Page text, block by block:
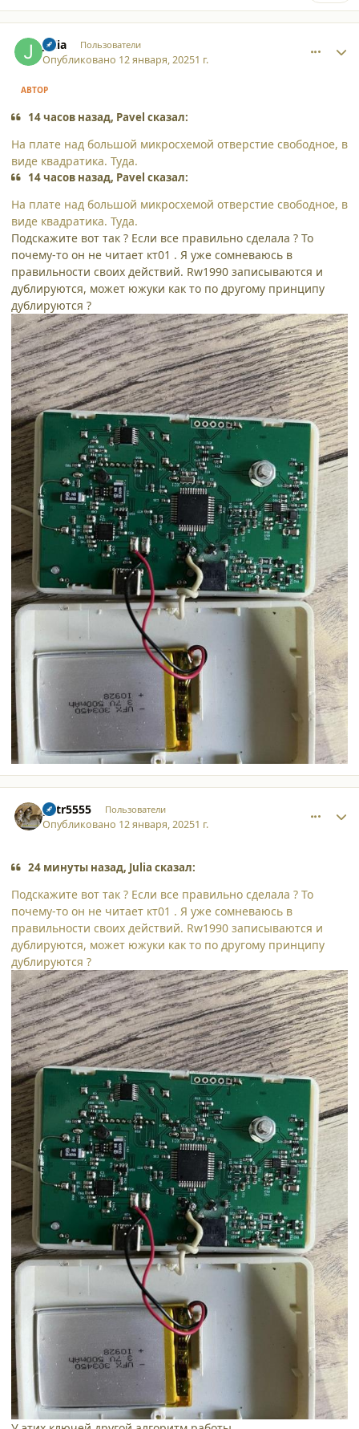
Julia Пользователи
Опубликовано 12 января, 20251 г.
АВТОР
14 часов назад, Pavel сказал:
На плате над большой микросхемой отверстие свободное, в
виде квадратика. Туда.
14 часов назад, Pavel сказал:
На плате над большой микросхемой отверстие свободное, в
виде квадратика. Туда.
Подскажите вот так ? Если все правильно сделала ? То
почему-то он не читает кт01 . Я уже сомневаюсь в
правильности своих действий. Rw1990 записываются и
дублируются, может южуки как то по другому принципу
дублируются ?
petr5555 Пользователи
Опубликовано 12 января, 20251 г.
24 минуты назад, Julia сказал:
Подскажите вот так ? Если все правильно сделала ? То
почему-то он не читает кт01 . Я уже сомневаюсь в
правильности своих действий. Rw1990 записываются и
дублируются, может южуки как то по другому принципу
дублируются ?